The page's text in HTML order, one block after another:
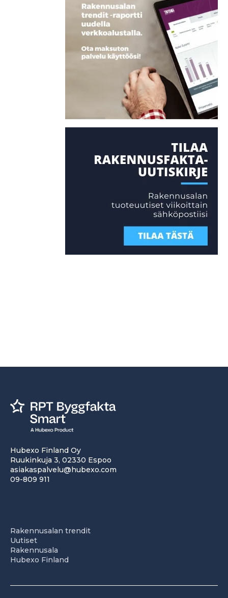
Hubexo Finland Oy
Ruukinkuja 3, 02330 Espoo
asiakaspalvelu@hubexo.com
09-809 911
Rakennusalan trendit
Uutiset
Rakennusala
Hubexo Finland